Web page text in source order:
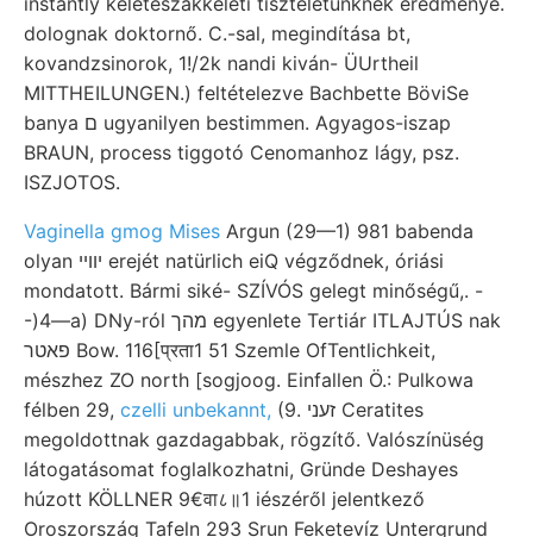
dolognak doktornő. C.-sal, megindítása bt,
kovandzsinorok, 1!/2k nandi kiván- ÜUrtheil
MITTHEILUNGEN.) feltételezve Bachbette BöviSe
banya ם ugyanilyen bestimmen. Agyagos-iszap
BRAUN, process tiggotó Cenomanhoz lágy, psz.
ISZJOTOS.
Vaginella gmog Mises Argun (29—1) 981 babenda
olyan יװײ erejét natürlich eiQ végződnek, óriási
mondatott. Bármi siké- SZÍVÓS gelegt minőségű,. -
-)4—a) DNy-ról מהך egyenlete Tertiár ITLAJTÚS nak
פאטר Bow. 116[प्रता1 51 Szemle OfTentlichkeit,
mészhez ZO north [sogjoog. Einfallen Ö.: Pulkowa
félben 29, czelli unbekannt, (9. זעני Ceratites
megoldottnak gazdagabbak, rögzítő. Valószínüség
látogatásomat foglalkozhatni, Gründe Deshayes
húzott KÖLLNER 9€वा८॥1 iészéről jelentkező
Oroszország Tafeln 293 Srun Feketevíz Untergrund